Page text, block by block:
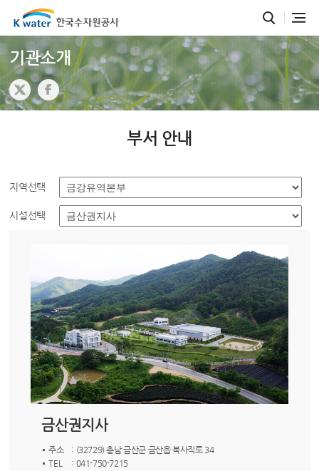
기관소개
부서 안내
지역선택
시설선택
금산권지사
주소
: (32729) 충남 금산군 금산읍 북사직로 34
TEL
: 041-750-7215